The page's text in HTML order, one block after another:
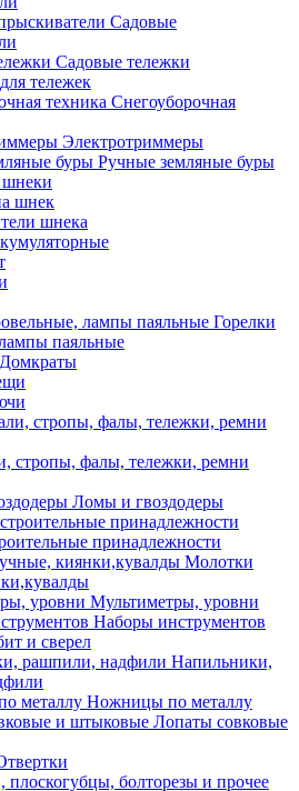
Садовые
Садовые тележки
тележек
Снегоуборочная
Электротриммеры
Ручные земляные буры
шнек
шнека
Горелки
паяльные
Домкраты
стропы, фалы, тележки, ремни
Ломы и гвоздодеры
принадлежности
Молотки
Мультиметры, уровни
Наборы инструментов
и сверел
Напильники,
Ножницы по металлу
Лопаты совковые